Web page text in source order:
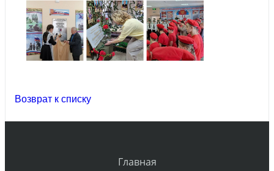
Возврат к списку
Главная